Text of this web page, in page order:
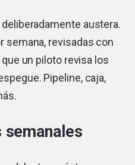
austera.
semana, revisadas con
un piloto revisa los
Pipeline, caja,